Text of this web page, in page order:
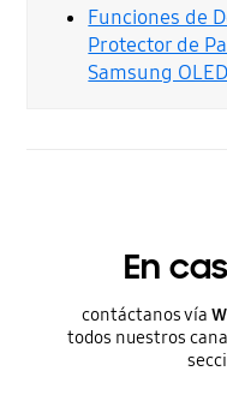
Funciones de
Protector de
Samsung OLED
En
contáctanos vía
todos nuestros